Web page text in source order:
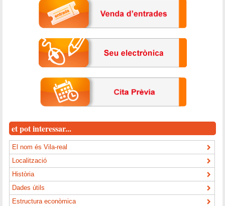
et pot interessar...
El nom és Vila-real
Localització
Història
Dades útils
Estructura econòmica